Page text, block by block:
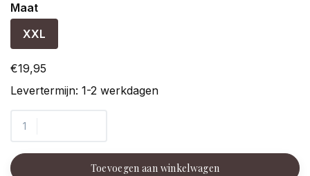
Maat
XXL
€19,95
Levertermijn: 1-2 werkdagen
Toevoegen aan winkelwagen